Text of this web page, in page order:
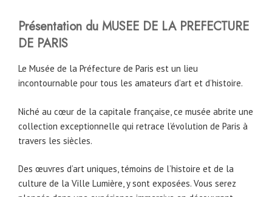
Présentation du MUSEE DE LA PREFECTURE
DE PARIS
Le Musée de la Préfecture de Paris est un lieu
incontournable pour tous les amateurs d’art et d’histoire.
Niché au cœur de la capitale française, ce musée abrite une
collection exceptionnelle qui retrace l’évolution de Paris à
travers les siècles.
Des œuvres d’art uniques, témoins de l’histoire et de la
culture de la Ville Lumière, y sont exposées. Vous serez